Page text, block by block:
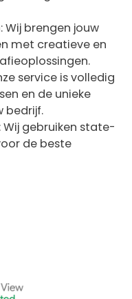
brengen jouw
met creatieve en
service is volledig
en de unieke
bedrijf.
gebruiken state-
de beste